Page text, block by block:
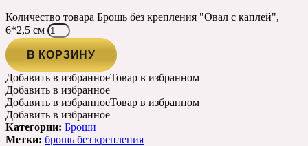
Количество товара Брошь без крепления "Овал с каплей",
6*2,5 см
В КОРЗИНУ
Добавить в избранноеТовар в избранном
Добавить в избранное
Добавить в избранноеТовар в избранном
Добавить в избранное
Категории: Броши
Метки: брошь без крепления